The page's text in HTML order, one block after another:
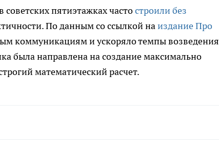
пятиэтажках частостроили без
По данным со ссылкой наиздание Про
коммуникациям и ускоряло темпы возведения
была направлена на создание максимально
математический расчет.